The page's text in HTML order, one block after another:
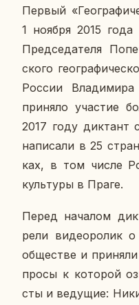
Первый
1 ноября 2015
Пред­се­да­те­ля
ско­го
России
при­ня­ло уча­стие
2017 году дик­тант
на­пи­са­ли в 25
ках, в том числе
куль­ту­ры в Праге.
Перед на­ча­лом
ре­ли ви­део­ро­лик о
об­ще­стве и
про­сы к ко­то­рой
сты и ве­ду­щие: